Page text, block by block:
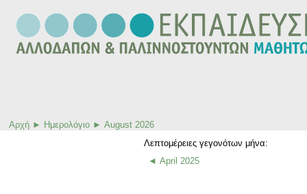
Αρχή ► Ημερολόγιο ► August 2026
Λεπτομέρειες γεγονότων μήνα:
◄ April 2025